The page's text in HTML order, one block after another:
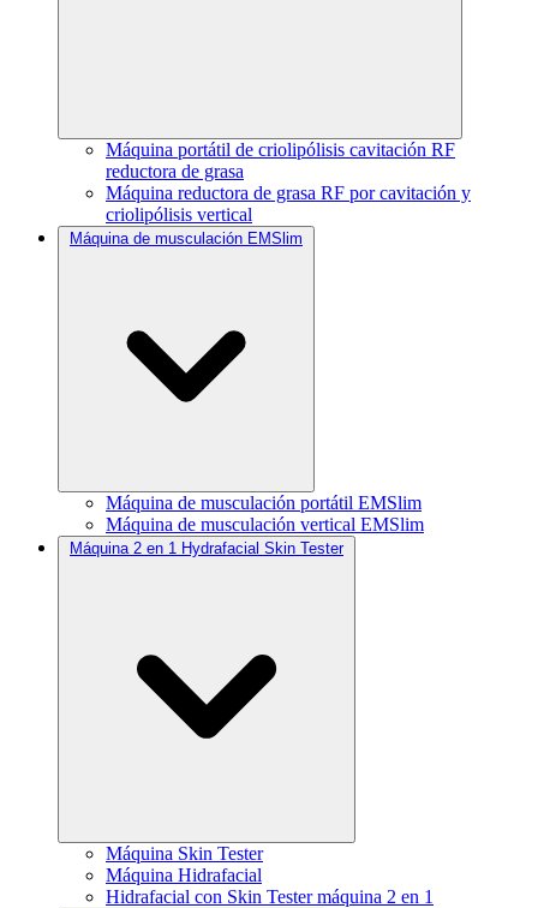
Máquina portátil de criolipólisis cavitación RF
reductora de grasa
Máquina reductora de grasa RF por cavitación y
criolipólisis vertical
Máquina de musculación EMSlim
Máquina de musculación portátil EMSlim
Máquina de musculación vertical EMSlim
Máquina 2 en 1 Hydrafacial Skin Tester
Máquina Skin Tester
Máquina Hidrafacial
Hidrafacial con Skin Tester máquina 2 en 1